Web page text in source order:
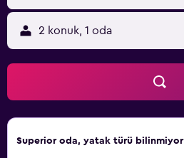
2 konuk, 1 oda
Superior oda, yatak türü bilinmiyor